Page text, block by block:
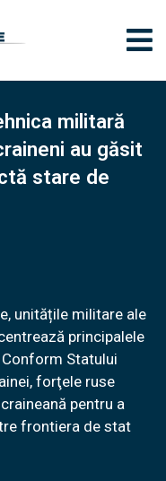
militară
au găsit
stare de
unitățile militare ale
principalele
Statului
forţele ruse
pentru a
frontiera de stat